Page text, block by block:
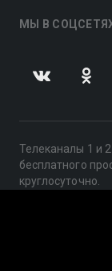
МЫ В
Телеканалы 1 и
бесплатного
круглосуточно.